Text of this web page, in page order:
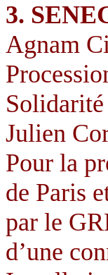
3.
Agnam
Julien
Pour la
de Paris
par le
d’une